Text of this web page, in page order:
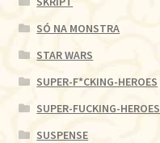
SÓ NA MONSTRA
STAR WARS
SUPER-F*CKING-HEROES
SUPER-FUCKING-HEROES
SUSPENSE